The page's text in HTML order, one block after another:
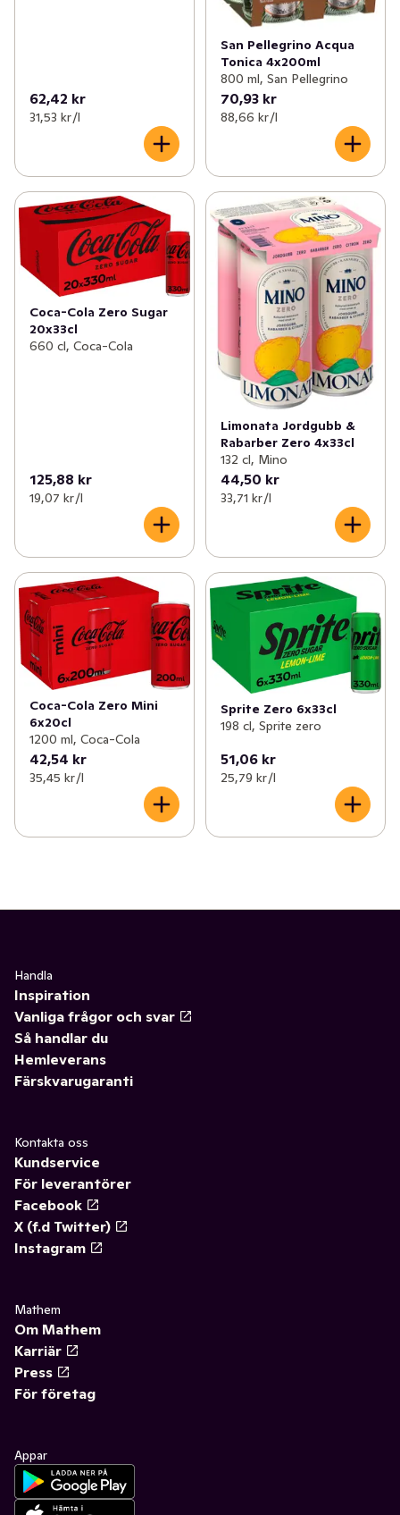
62,42 kr
31,53 kr /l
San Pellegrino Acqua
Tonica 4x200ml
800 ml, San Pellegrino
70,93 kr
88,66 kr /l
Coca-Cola Zero Sugar
20x33cl
660 cl, Coca-Cola
125,88 kr
19,07 kr /l
Limonata Jordgubb &
Rabarber Zero 4x33cl
132 cl, Mino
44,50 kr
33,71 kr /l
Coca-Cola Zero Mini
6x20cl
1200 ml, Coca-Cola
42,54 kr
35,45 kr /l
Sprite Zero 6x33cl
198 cl, Sprite zero
51,06 kr
25,79 kr /l
Handla
Inspiration
Vanliga frågor och svar
Så handlar du
Hemleverans
Färskvarugaranti
Kontakta oss
Kundservice
För leverantörer
Facebook
X (f.d Twitter)
Instagram
Mathem
Om Mathem
Karriär
Press
För företag
Appar